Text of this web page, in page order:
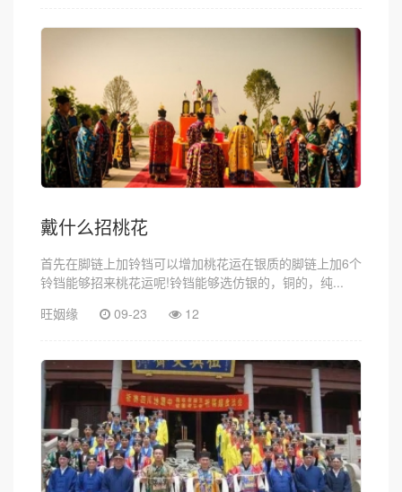
戴什么招桃花
首先在脚链上加铃铛可以增加桃花运在银质的脚链上加6个
铃铛能够招来桃花运呢!铃铛能够选仿银的，铜的，纯...
旺姻缘
09-23 12